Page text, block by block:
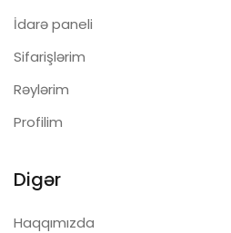
İdarə paneli
Sifarişlərim
Rəylərim
Profilim
Digər
Haqqımızda